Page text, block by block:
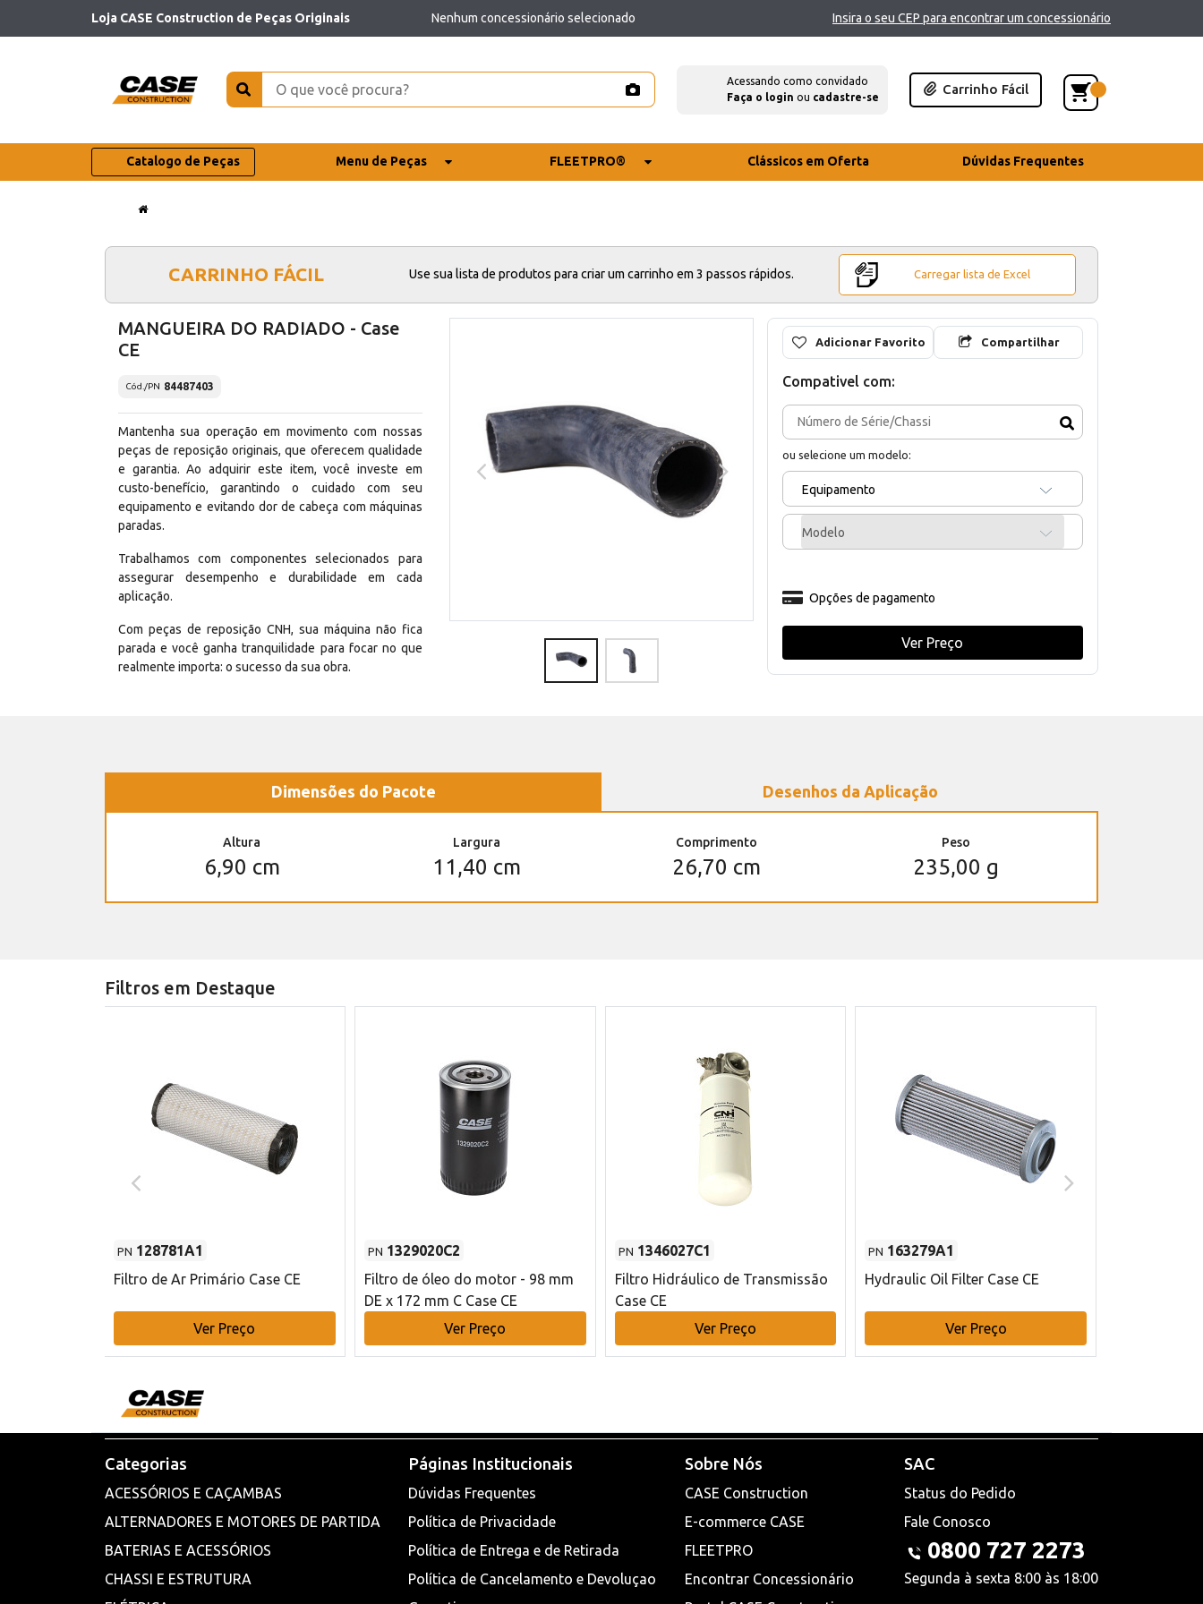
Loja CASE Construction de Peças Originais Nenhum concessionário selecionado Insira o seu CEP para encontrar um concessionário
Acessando como convidado
Faça o login ou cadastre-se
Carrinho Fácil
Catalogo de Peças Menu de Peças FLEETPRO® Clássicos em Oferta Dúvidas Frequentes
CARRINHO FÁCIL Use sua lista de produtos para criar um carrinho em 3 passos rápidos. Carregar lista de Excel
MANGUEIRA DO RADIADO - Case
CE
Cód./PN 84487403
Mantenha sua operação em movimento com nossas
peças de reposição originais, que oferecem qualidade
e garantia. Ao adquirir este item, você investe em
custo-benefício, garantindo o cuidado com seu
equipamento e evitando dor de cabeça com máquinas
paradas.
Trabalhamos com componentes selecionados para
assegurar desempenho e durabilidade em cada
aplicação.
Com peças de reposição CNH, sua máquina não fica
parada e você ganha tranquilidade para focar no que
realmente importa: o sucesso da sua obra.
Adicionar Favorito Compartilhar
Compativel com:
ou selecione um modelo:
Equipamento
Modelo
Opções de pagamento
Ver Preço
Dimensões do Pacote Desenhos da Aplicação
Altura
6,90 cm
Largura
11,40 cm
Comprimento
26,70 cm
Peso
235,00 g
Filtros em Destaque
PN 128781A1
Filtro de Ar Primário Case CE
Ver Preço
PN 1329020C2
Filtro de óleo do motor - 98 mm
DE x 172 mm C Case CE
Ver Preço
PN 1346027C1
Filtro Hidráulico de Transmissão
Case CE
Ver Preço
PN 163279A1
Hydraulic Oil Filter Case CE
Ver Preço
Categorias
ACESSÓRIOS E CAÇAMBAS
ALTERNADORES E MOTORES DE PARTIDA
BATERIAS E ACESSÓRIOS
CHASSI E ESTRUTURA
Páginas Institucionais
Dúvidas Frequentes
Política de Privacidade
Política de Entrega e de Retirada
Política de Cancelamento e Devoluçao
Sobre Nós
CASE Construction
E-commerce CASE
FLEETPRO
Encontrar Concessionário
SAC
Status do Pedido
Fale Conosco
0800 727 2273
Segunda à sexta 8:00 às 18:00